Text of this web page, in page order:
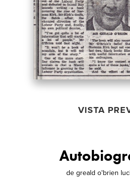
VISTA
de greald o'brien